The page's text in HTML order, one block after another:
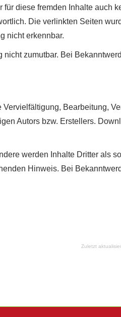
für diese fremden Inhalte auch
Die verlinkten Seiten
nicht erkennbar.
zumutbar. Bei
Bearbeitung,
Autors bzw. Erstellers.
werden Inhalte Dritter als
Hinweis. Bei
Zuletzt